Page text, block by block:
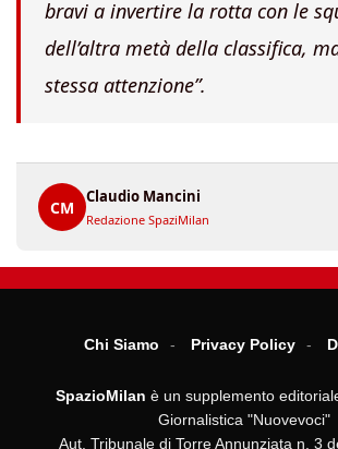
bravi a invertire la rotta con le
dell’altra metà della classifica,
stessa attenzione”.
CM
Claudio Mancini
Redazione SpaziMilan
Chi Siamo Privacy Policy
SpazioMilan è un supplemento
Giornalistica "Nuovevoci"
Aut. Tribunale di Torre Annunziata n. 3